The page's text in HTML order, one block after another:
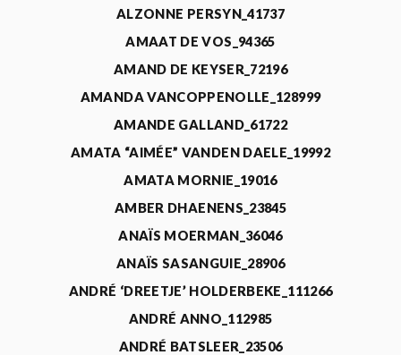
ALZONNE PERSYN_41737
AMAAT DE VOS_94365
AMAND DE KEYSER_72196
AMANDA VANCOPPENOLLE_128999
AMANDE GALLAND_61722
AMATA “AIMÉE” VANDEN DAELE_19992
AMATA MORNIE_19016
AMBER DHAENENS_23845
ANAÏS MOERMAN_36046
ANAÏS SASANGUIE_28906
ANDRÉ ‘DREETJE’ HOLDERBEKE_111266
ANDRÉ ANNO_112985
ANDRÉ BATSLEER_23506